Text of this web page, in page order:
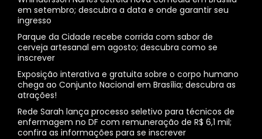
em setembro; descubra a data e onde garantir seu
ingresso
Parque da Cidade recebe corrida com sabor de
cerveja artesanal em agosto; descubra como se
inscrever
Exposição interativa e gratuita sobre o corpo humano
chega ao Conjunto Nacional em Brasília; descubra as
atrações!
Rede Sarah lança processo seletivo para técnicos de
enfermagem no DF com remuneração de R$ 6,1 mil;
confira as informações para se inscrever